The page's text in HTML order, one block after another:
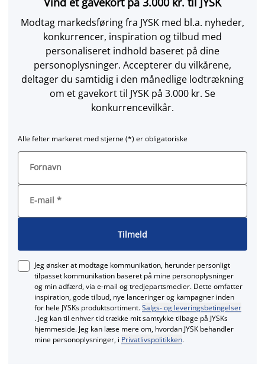
Modtag markedsføring fra JYSK med bl.a. nyheder,
konkurrencer, inspiration og tilbud med
personaliseret indhold baseret på dine
personoplysninger. Accepterer du vilkårene,
deltager du samtidig i den månedlige lodtrækning
om et gavekort til JYSK på 3.000 kr. Se
konkurrencevilkår.
Alle felter markeret med stjerne (*) er obligatoriske
Fornavn
E-mail *
Tilmeld
Jeg ønsker at modtage kommunikation, herunder personligt
tilpasset kommunikation baseret på mine personoplysninger
og min adfærd, via e‑mail og tredjepartsmedier. Dette omfatter
inspiration, gode tilbud, nye lanceringer og kampagner inden
for hele JYSKs produktsortiment.Salgs- og leveringsbetingelser
. Jeg kan til enhver tid trække mit samtykke tilbage på JYSKs
hjemmeside. Jeg kan læse mere om, hvordan JYSK behandler
mine personoplysninger, i Privatlivspolitikken.